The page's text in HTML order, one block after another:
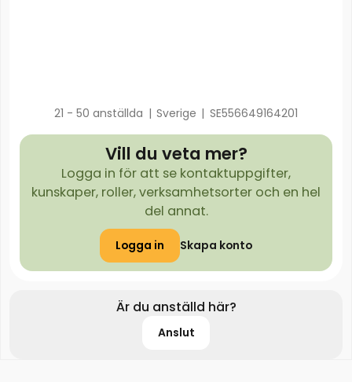
21 - 50 anställda | Sverige | SE556649164201
Vill du veta mer?
Logga in för att se kontaktuppgifter,
kunskaper, roller, verksamhetsorter och en hel
del annat.
Logga in Skapa konto
Är du anställd här?
Anslut